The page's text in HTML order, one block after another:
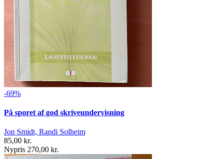
-69%
På sporet af god skriveundervisning
Jon Smidt, Randi Solheim
85,00 kr.
Nypris 270,00 kr.